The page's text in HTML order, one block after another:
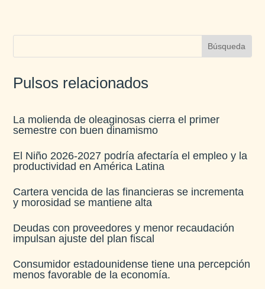
Pulsos relacionados
La molienda de oleaginosas cierra el primer
semestre con buen dinamismo​
El Niño 2026-2027 podría afectaría el empleo y la
productividad en América Latina​
Cartera vencida de las financieras se incrementa
y morosidad se mantiene alta​
Deudas con proveedores y menor recaudación
impulsan ajuste del plan fiscal​
Consumidor estadounidense tiene una percepción
menos favorable de la economía​.